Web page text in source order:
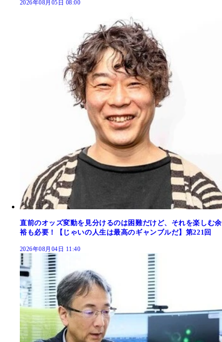
2026年08月05日 08:00
直前のオッズ変動を見分けるのは困難だけど、それを楽しむ余
裕も必要！【じゃいの人生は最高のギャンブルだ】第221回
2026年08月04日 11:40